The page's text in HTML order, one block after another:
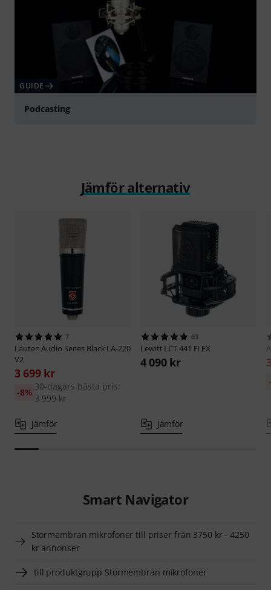
GUIDE
Podcasting
Jämför alternativ
7
Lauten Audio Series Black LA-220
V2
3 699 kr
30-dagars bästa pris:
3 999 kr
-8%
Jämför
63
Lewitt LCT 441 FLEX
4 090 kr
Jämför
Smart Navigator
Stormembran mikrofoner till priser från 3750 kr - 4250
kr annonser
till produktgrupp Stormembran mikrofoner